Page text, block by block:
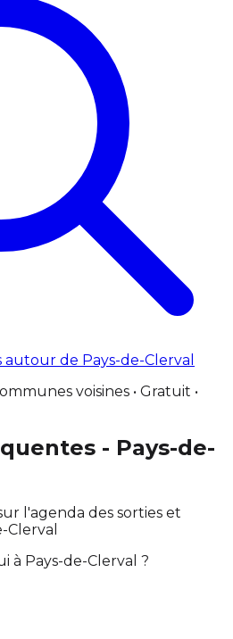
de Pays-de-Clerval
voisines • Gratuit •
- Pays-de-
l'agenda des sorties et
Clerval
à Pays-de-Clerval ?